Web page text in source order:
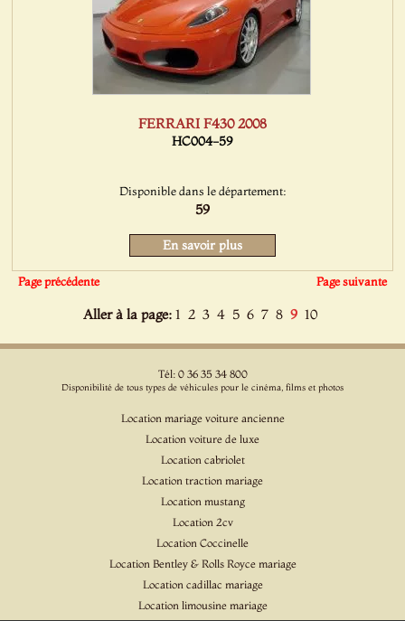
FERRARI F430 2008
HC004-59
Disponible dans le département:
59
En savoir plus
Page précédente Page suivante
Aller à la page: 1 2 3 4 5 6 7 8 9 10
Tél: 0 36 35 34 800
Disponibilité de tous types de véhicules pour le cinéma, films et photos
Location mariage voiture ancienne
Location voiture de luxe
Location cabriolet
Location traction mariage
Location mustang
Location 2cv
Location Coccinelle
Location Bentley & Rolls Royce mariage
Location cadillac mariage
Location limousine mariage